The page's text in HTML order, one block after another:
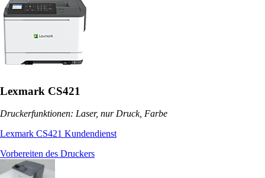
Lexmark CS421
Druckerfunktionen: Laser, nur Druck, Farbe
Lexmark CS421 Kundendienst
Vorbereiten des Druckers